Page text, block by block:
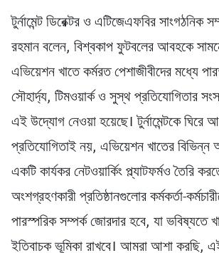
টুর্নামেন্ট ডিরেক্টর ও এটিজেএফবির
রহমান বলেন, বিশ্বকাপ ফুটবলের আবহকে
এভিয়েশন খাতে কর্মরত পেশাজীবীদের মধ্যে
সৌহার্দ্য, টিমওয়ার্ক ও সুস্থ প্রতিযোগিতার
এই উদ্যোগ নেওয়া হয়েছে। টুর্নামেন্টকে ঘিরে
প্রতিযোগিতাই নয়, এভিয়েশন খাতের বিভিন্ন
একটি কার্যকর নেটওয়ার্কিং প্ল্যাটফর্মও তৈরি
অংশগ্রহণকারী প্রতিষ্ঠানগুলোর কর্মকর্তা-
পারস্পরিক সম্পর্ক জোরদার হবে, যা ভবিষ্যতে
ইতিবাচক ভূমিকা রাখবে। আমরা আশা